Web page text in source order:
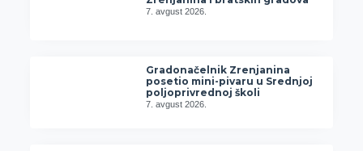
7. avgust 2026.
Gradonačelnik Zrenjanina
posetio mini-pivaru u Srednjoj
poljoprivrednoj školi
7. avgust 2026.